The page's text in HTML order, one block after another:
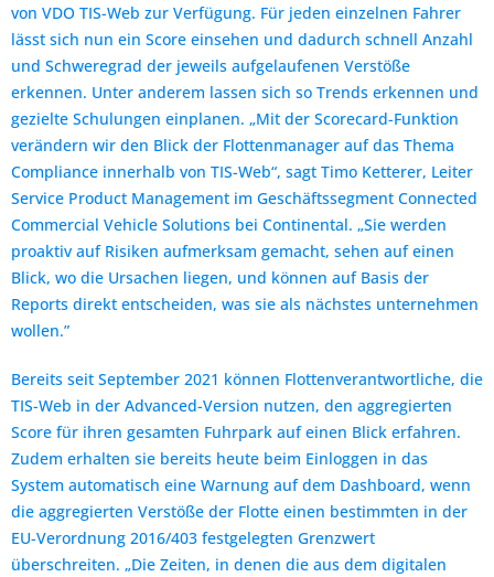
von VDO TIS-Web zur Verfügung. Für jeden einzelnen Fahrer
lässt sich nun ein Score einsehen und dadurch schnell Anzahl
und Schweregrad der jeweils aufgelaufenen Verstöße
erkennen. Unter anderem lassen sich so Trends erkennen und
gezielte Schulungen einplanen. „Mit der Scorecard-Funktion
verändern wir den Blick der Flottenmanager auf das Thema
Compliance innerhalb von TIS-Web“, sagt Timo Ketterer, Leiter
Service Product Management im Geschäftssegment Connected
Commercial Vehicle Solutions bei Continental. „Sie werden
proaktiv auf Risiken aufmerksam gemacht, sehen auf einen
Blick, wo die Ursachen liegen, und können auf Basis der
Reports direkt entscheiden, was sie als nächstes unternehmen
wollen.”
Bereits seit September 2021 können Flottenverantwortliche, die
TIS-Web in der Advanced-Version nutzen, den aggregierten
Score für ihren gesamten Fuhrpark auf einen Blick erfahren.
Zudem erhalten sie bereits heute beim Einloggen in das
System automatisch eine Warnung auf dem Dashboard, wenn
die aggregierten Verstöße der Flotte einen bestimmten in der
EU-Verordnung 2016/403 festgelegten Grenzwert
überschreiten. „Die Zeiten, in denen die aus dem digitalen